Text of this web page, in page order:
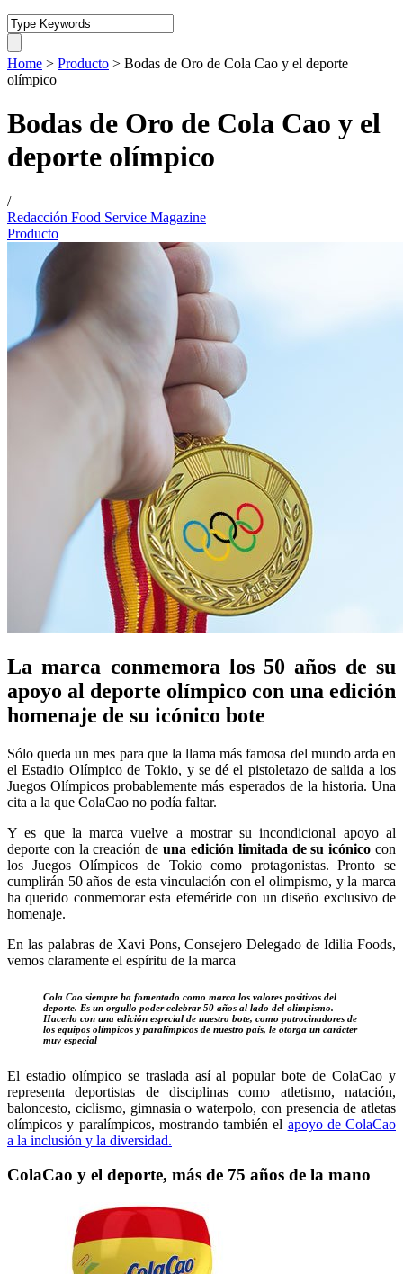
Home > Producto > Bodas de Oro de Cola Cao y el deporte
olímpico
Bodas de Oro de Cola Cao y el
deporte olímpico
/
Redacción Food Service Magazine
Producto
La marca conmemora los 50 años de su
apoyo al deporte olímpico con una edición
homenaje de su icónico bote
Sólo queda un mes para que la llama más famosa del mundo arda en
el Estadio Olímpico de Tokio, y se dé el pistoletazo de salida a los
Juegos Olímpicos probablemente más esperados de la historia. Una
cita a la que ColaCao no podía faltar.
Y es que la marca vuelve a mostrar su incondicional apoyo al
deporte con la creación deuna edición limitada de suicónicocon
los Juegos Olímpicos de Tokio como protagonistas. Pronto se
cumplirán 50 años de esta vinculación con el olimpismo, y la marca
ha querido conmemorar esta efeméride con un diseño exclusivo de
homenaje.
En las palabras de Xavi Pons, Consejero Delegado de Idilia Foods,
vemos claramente el espíritu de la marca
Cola Cao siempre ha fomentado como marca los valores positivos del
deporte. Es un orgullo poder celebrar 50 años al lado del olimpismo.
Hacerlo con una edición especial de nuestro bote, como patrocinadores de
los equipos olímpicos y paralímpicos de nuestro país, le otorga un carácter
muy especial
El estadio olímpico se traslada así al popular bote de ColaCao y
representa deportistas de disciplinas como atletismo, natación,
baloncesto, ciclismo, gimnasia o waterpolo, con presencia de atletas
olímpicos y paralímpicos, mostrando también el apoyo de ColaCao
a la inclusión y la diversidad.
ColaCao y el deporte, más de 75 años de la mano